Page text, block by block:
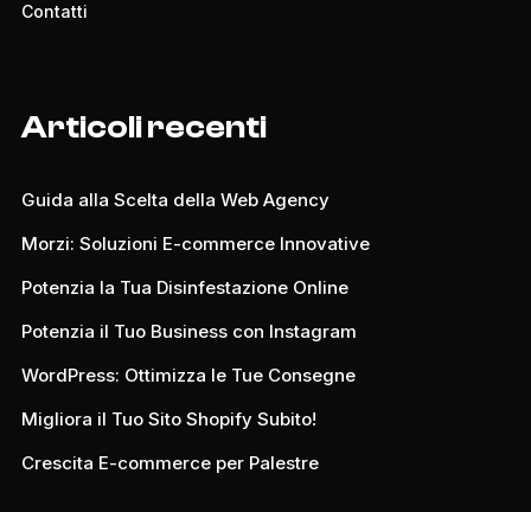
Contatti
Articoli recenti
Guida alla Scelta della Web Agency
Morzi: Soluzioni E-commerce Innovative
Potenzia la Tua Disinfestazione Online
Potenzia il Tuo Business con Instagram
WordPress: Ottimizza le Tue Consegne
Migliora il Tuo Sito Shopify Subito!
Crescita E-commerce per Palestre